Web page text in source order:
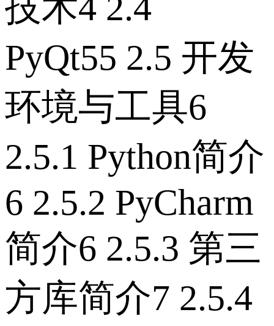
PyQt55 2.5 开发
环境与工具6
2.5.1 Python简介
6 2.5.2 PyCharm
简介6 2.5.3 第三
方库简介7 2.5.4